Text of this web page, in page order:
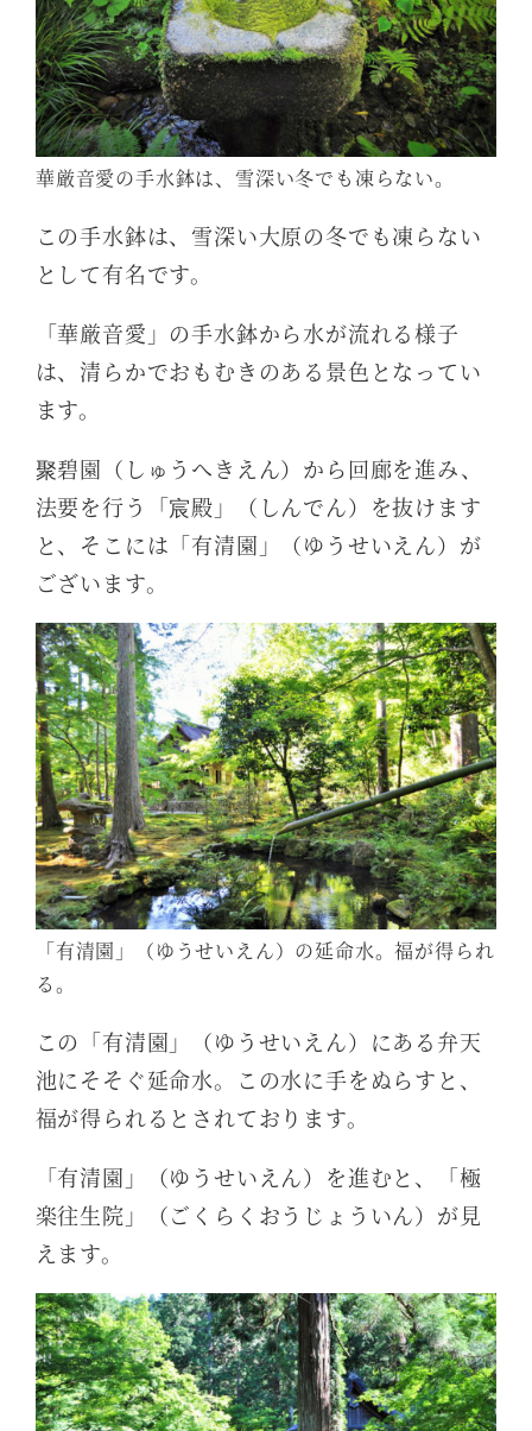
華厳音愛の手水鉢は、雪深い冬でも凍らない。
この手水鉢は、雪深い大原の冬でも凍らない
として有名です。
「華厳音愛」の手水鉢から水が流れる様子
は、清らかでおもむきのある景色となってい
ます。
聚碧園（しゅうへきえん）から回廊を進み、
法要を行う「宸殿」（しんでん）を抜けます
と、そこには「有清園」（ゆうせいえん）が
ございます。
「有清園」（ゆうせいえん）の延命水。福が得られ
る。
この「有清園」（ゆうせいえん）にある弁天
池にそそぐ延命水。この水に手をぬらすと、
福が得られるとされております。
「有清園」（ゆうせいえん）を進むと、「極
楽往生院」（ごくらくおうじょういん）が見
えます。